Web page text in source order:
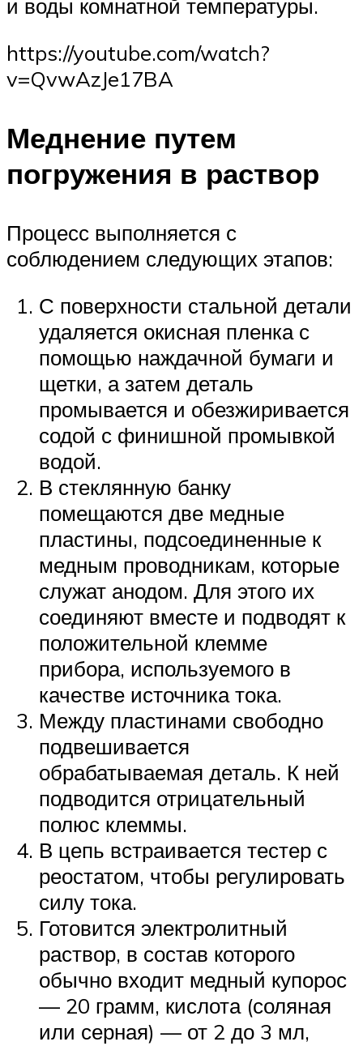
и воды комнатной температуры.
https://youtube.com/watch?
v=QvwAzJe17BA
Меднение путем
погружения в раствор
Процесс выполняется с
соблюдением следующих этапов:
С поверхности стальной детали
удаляется окисная пленка с
помощью наждачной бумаги и
щетки, а затем деталь
промывается и обезжиривается
содой с финишной промывкой
водой.
В стеклянную банку
помещаются две медные
пластины, подсоединенные к
медным проводникам, которые
служат анодом. Для этого их
соединяют вместе и подводят к
положительной клемме
прибора, используемого в
качестве источника тока.
Между пластинами свободно
подвешивается
обрабатываемая деталь. К ней
подводится отрицательный
полюс клеммы.
В цепь встраивается тестер с
реостатом, чтобы регулировать
силу тока.
Готовится электролитный
раствор, в состав которого
обычно входит медный купорос
— 20 грамм, кислота (соляная
или серная) — от 2 до 3 мл,